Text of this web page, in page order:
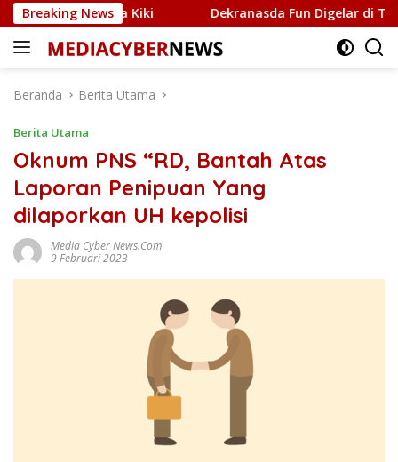
Langsung
ke
konten
Breaking News
Kiki Dekranasda Fun Digelar di Tepi Laut
Beranda Berita Utama
Berita Utama
Oknum PNS “RD, Bantah Atas
Laporan Penipuan Yang
dilaporkan UH kepolisi
Media Cyber News.Com
9 Februari 2023